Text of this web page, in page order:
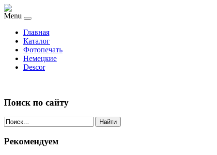
Menu
Главная
Каталог
Фотопечать
Немецкие
Descor
Поиск по сайту
Найти
Рекомендуем